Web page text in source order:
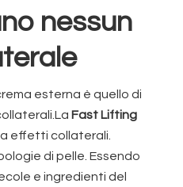
nessun
esterna è quello di
Fast Lifting
effetti collaterali.
di pelle. Essendo
e ingredienti del